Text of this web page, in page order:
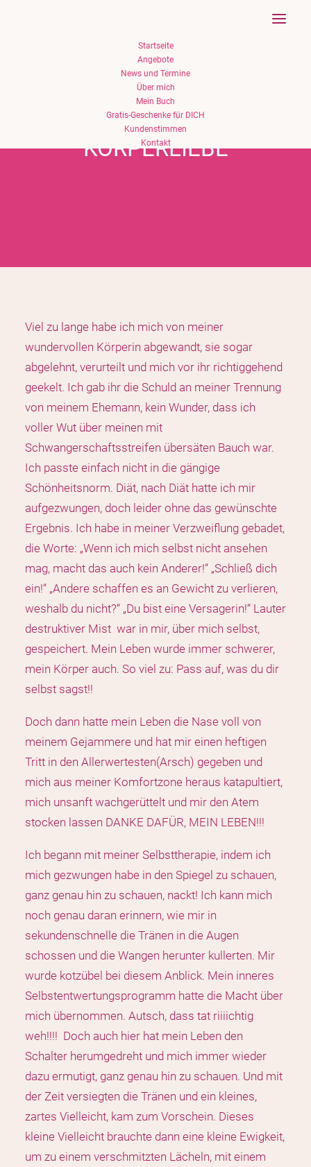
Startseite
Angebote
News und Termine
Über mich
Mein Buch
Gratis-Geschenke für DICH
Kundenstimmen
Kontakt
KÖRPERLIEBE
Viel zu lange habe ich mich von meiner
wundervollen Körperin abgewandt, sie sogar
abgelehnt, verurteilt und mich vor ihr richtiggehend
geekelt. Ich gab ihr die Schuld an meiner Trennung
von meinem Ehemann, kein Wunder, dass ich
voller Wut über meinen mit
Schwangerschaftsstreifen übersäten Bauch war.
Ich passte einfach nicht in die gängige
Schönheitsnorm. Diät, nach Diät hatte ich mir
aufgezwungen, doch leider ohne das gewünschte
Ergebnis. Ich habe in meiner Verzweiflung gebadet,
die Worte: „Wenn ich mich selbst nicht ansehen
mag, macht das auch kein Anderer!“ „Schließ dich
ein!“ „Andere schaffen es an Gewicht zu verlieren,
weshalb du nicht?“ „Du bist eine Versagerin!“ Lauter
destruktiver Mist war in mir, über mich selbst,
gespeichert. Mein Leben wurde immer schwerer,
mein Körper auch. So viel zu: Pass auf, was du dir
selbst sagst!!
Doch dann hatte mein Leben die Nase voll von
meinem Gejammere und hat mir einen heftigen
Tritt in den Allerwertesten(Arsch) gegeben und
mich aus meiner Komfortzone heraus katapultiert,
mich unsanft wachgerüttelt und mir den Atem
stocken lassen DANKE DAFÜR, MEIN LEBEN!!!
Ich begann mit meiner Selbsttherapie, indem ich
mich gezwungen habe in den Spiegel zu schauen,
ganz genau hin zu schauen, nackt! Ich kann mich
noch genau daran erinnern, wie mir in
sekundenschnelle die Tränen in die Augen
schossen und die Wangen herunter kullerten. Mir
wurde kotzübel bei diesem Anblick. Mein inneres
Selbstentwertungsprogramm hatte die Macht über
mich übernommen. Autsch, dass tat riiiichtig
weh!!!! Doch auch hier hat mein Leben den
Schalter herumgedreht und mich immer wieder
dazu ermutigt, ganz genau hin zu schauen. Und mit
der Zeit versiegten die Tränen und ein kleines,
zartes Vielleicht, kam zum Vorschein. Dieses
kleine Vielleicht brauchte dann eine kleine Ewigkeit,
um zu einem verschmitzten Lächeln, mit einem